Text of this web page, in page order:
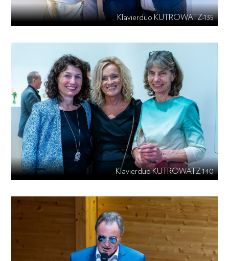
Klavierduo KUTROWATZ-135
Klavierduo KUTROWATZ-140